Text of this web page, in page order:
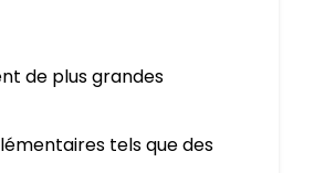
de plus grandes
tels que des